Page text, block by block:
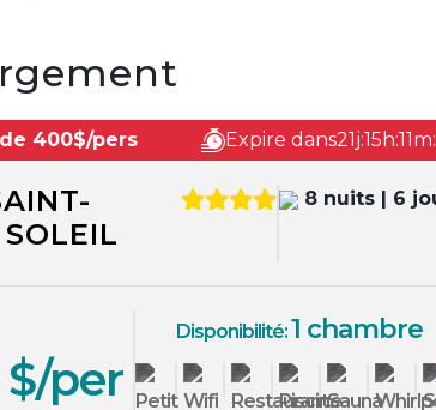
400$/pers Expire dans
8 nuits | 6
per
Disponibilité:1 chambre